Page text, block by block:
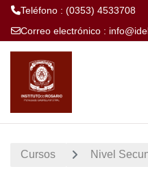
Teléfono : (0353) 4533708
Correo electrónico :
Cursos Nivel